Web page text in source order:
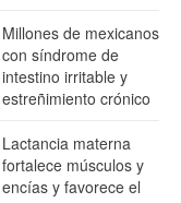
Millones de mexicanos
con síndrome de
intestino irritable y
estreñimiento crónico
Lactancia materna
fortalece músculos y
encías y favorece el